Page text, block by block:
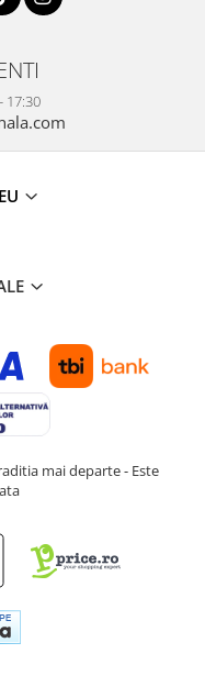
17:30
mai departe - Este